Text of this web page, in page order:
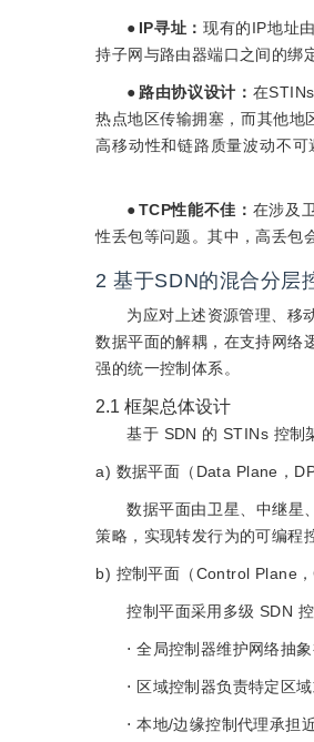
● IP寻址： 现有的IP地址
持子网与路由器端口之间的绑
● 路由协议设计： 在
热点地区传输拥塞，而其他地
高移动性和链路质量波动不
●TCP性能不佳： 在涉及
性丢包等问题。其中，高丢包
2 基于SDN的混合分层
为应对上述资源管理、移
数据平面的解耦，在支持网络
强的统一控制体系。
2.1 框架总体设计
基于 SDN 的 STINs 控制
a) 数据平面（Data Plane，DP
数据平面由卫星、中继星
策略，实现转发行为的可编程
b) 控制平面（Control Plane，
控制平面采用多级 SDN
⋅ 全局控制器维护网络抽
⋅ 区域控制器负责特定区
⋅ 本地/边缘控制代理承担